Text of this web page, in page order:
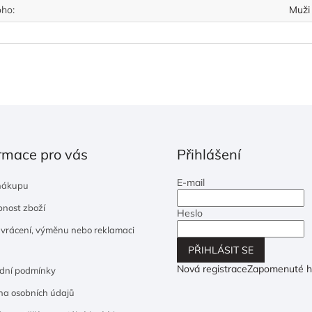
: Muži
pro vás
zboží
vrácení, výměnu nebo reklamaci
podmínky
osobních údajů
Přihlášení
E-mail
Heslo
PŘIHLÁSIT SE
Nová registraceZapomenuté